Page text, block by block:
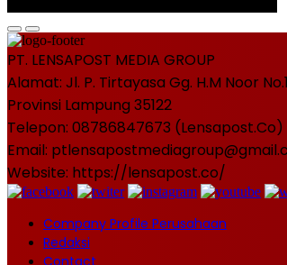
PT. LENSAPOST MEDIA GROUP
Alamat: Jl. P. Tirtayasa Gg. H.M Noor
Provinsi Lampung 35122
Telepon: 08786847673 (Lensapost.Co)
Email:
Website: https://lensapost.co/
Company Profile Perusahaan
Redaksi
Contact